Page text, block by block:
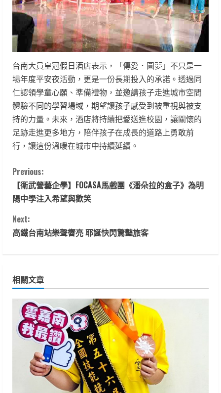
台南大員皇冠假日酒店表示，「傳愛．圓夢」不只是一
場年度平安夜活動，更是一份長期投入的承諾。透過同
仁認領學童心願、準備禮物，並邀請孩子走進城市空間
體驗不同的學習場域，期望讓孩子感受到被重視與被支
持的力量。未來，酒店將持續把愛送進校園，讓關懷的
足跡走進更多地方，陪伴孩子在成長的道路上勇敢前
行，讓這份溫暖在城市中持續延續。
C
o
n
t
n
u
e
R
Previous:
【衛武營藝企學】FOCASA馬戲團《潘朵拉的盒子》為明
陽中學注入希望與歡笑
Next:
高鐵台南站樂聲響亮 耶誕快閃驚豔旅客
相關文章